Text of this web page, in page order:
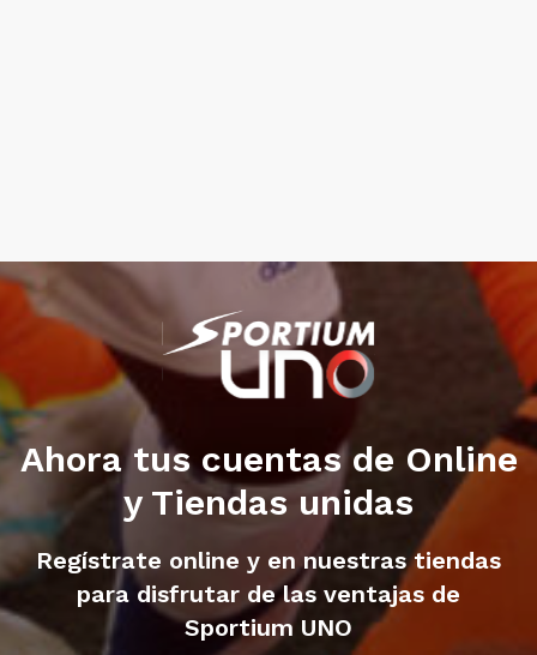
Ahora tus cuentas de Online
y Tiendas unidas
Regístrate online y en nuestras tiendas
para disfrutar de las ventajas de
Sportium UNO